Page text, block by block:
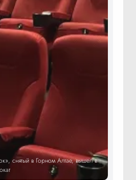
снятый в Горном Алтае, вышел в